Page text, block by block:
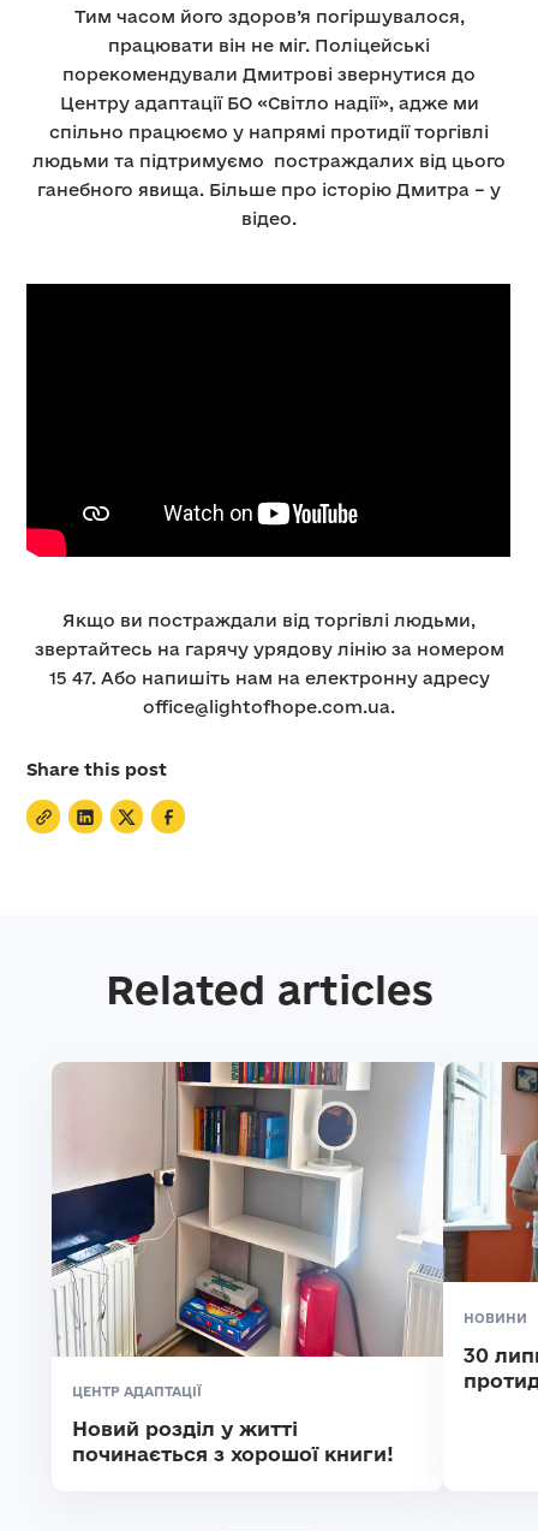
Тим часом його здоров’я погіршувалося,
працювати він не міг. Поліцейські
порекомендували Дмитрові звернутися до
Центру адаптації БО «Світло надії», адже ми
спільно працюємо у напрямі протидії торгівлі
людьми та підтримуємо постраждалих від цього
ганебного явища. Більше про історію Дмитра – у
відео.
Якщо ви постраждали від торгівлі людьми,
звертайтесь на гарячу урядову лінію за номером
15 47. Або напишіть нам на електронну адресу
office@lightofhope.com.ua.
Share this post
Related articles
ЦЕНТР АДАПТАЦІЇ
Новий розділ у житті
починається з хорошої книги!
НОВИНИ
30